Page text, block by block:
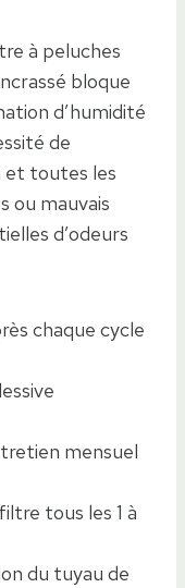
à peluches
bloque
d’humidité
de
et toutes les
ou mauvais
d’odeurs
chaque cycle
mensuel
tous les 1 à
du tuyau de